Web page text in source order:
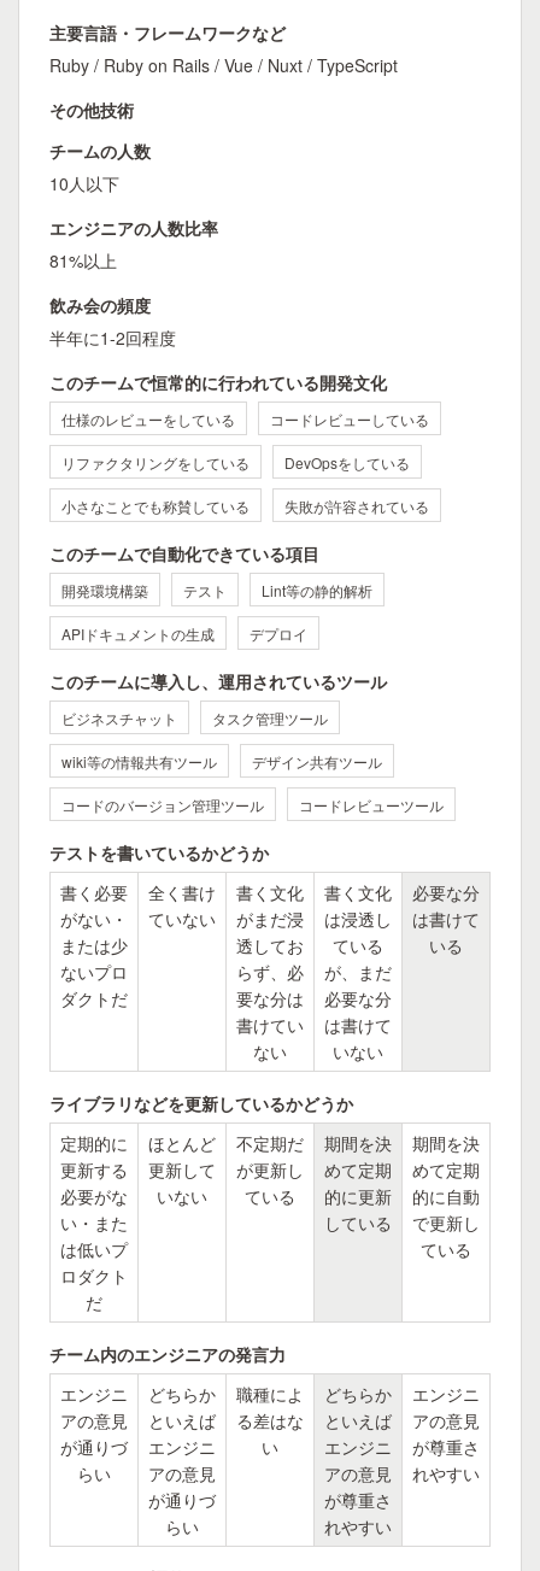
主要言語・フレームワークなど
Ruby / Ruby on Rails / Vue / Nuxt / TypeScript
その他技術
チームの人数
10人以下
エンジニアの人数比率
81%以上
飲み会の頻度
半年に1-2回程度
このチームで恒常的に行われている開発文化
仕様のレビューをしている コードレビューしている
リファクタリングをしている DevOpsをしている
小さなことでも称賛している 失敗が許容されている
このチームで自動化できている項目
開発環境構築 テスト Lint等の静的解析
APIドキュメントの生成 デプロイ
このチームに導入し、運用されているツール
ビジネスチャット タスク管理ツール
wiki等の情報共有ツール デザイン共有ツール
コードのバージョン管理ツール コードレビューツール
テストを書いているかどうか
書く必要
がない・
または少
ないプロ
ダクトだ
全く書け
ていない
書く文化
がまだ浸
透してお
らず、必
要な分は
書けてい
ない
書く文化
は浸透し
ている
が、まだ
必要な分
は書けて
いない
必要な分
は書けて
いる
ライブラリなどを更新しているかどうか
定期的に
更新する
必要がな
い・また
は低いプ
ロダクト
だ
ほとんど
更新して
いない
不定期だ
が更新し
ている
期間を決
めて定期
的に更新
している
期間を決
めて定期
的に自動
で更新し
ている
チーム内のエンジニアの発言力
エンジニ
アの意見
が通りづ
らい
どちらか
といえば
エンジニ
アの意見
が通りづ
らい
職種によ
る差はな
い
どちらか
といえば
エンジニ
アの意見
が尊重さ
れやすい
エンジニ
アの意見
が尊重さ
れやすい